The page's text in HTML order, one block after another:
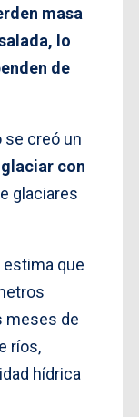
masa
lo
de
se creó un
con
glaciares
estima que
meses de
ríos,
hídrica